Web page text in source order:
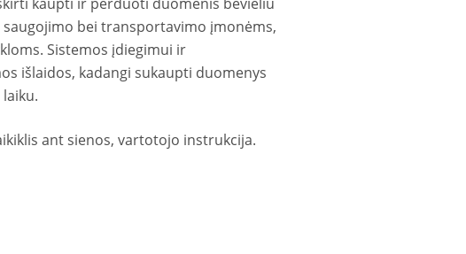
bei transportavimo įmonėms,
Sistemos įdiegimui ir
išlaidos, kadangi sukaupti duomenys
ant sienos, vartotojo instrukcija.